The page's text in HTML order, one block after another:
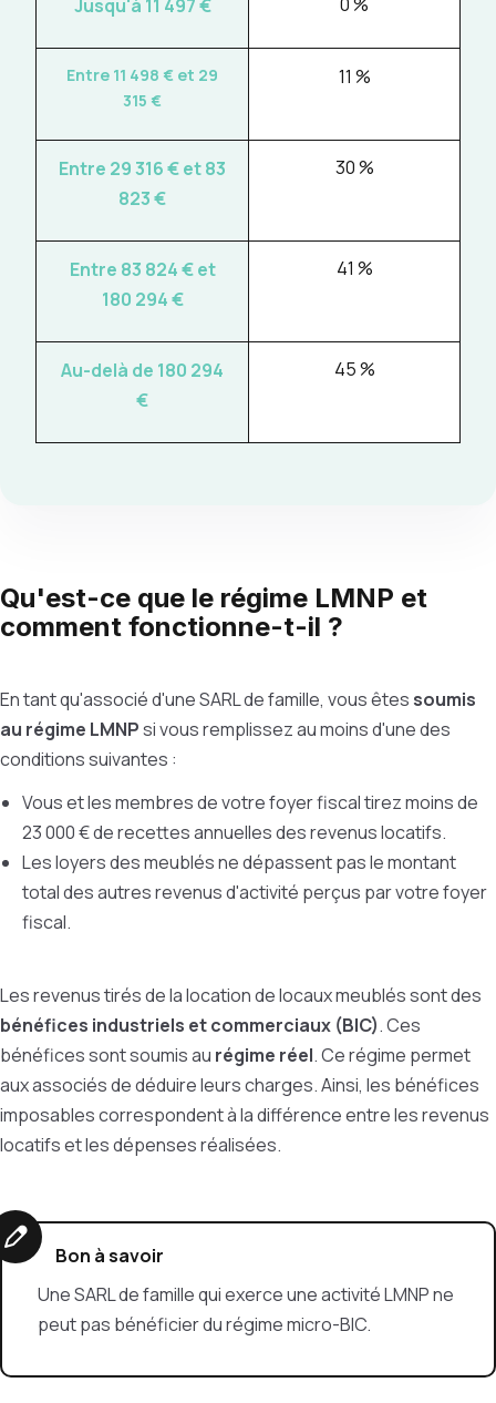
Jusqu'à 11 497€
Entre 11 498 € et 29
315 €
11 %
Entre 29 316€ et 83
823 €
30 %
Entre 83 824€ et
180 294 €
41 %
Au-delà de 180 294
€
45 %
Qu'est-ce que le régime LMNP et
comment fonctionne-t-il ?
En tant qu'associé d'une SARL de famille, vous êtes soumis
au régime LMNPsi vous remplissez au moins d'une des
conditions suivantes :
Vous et les membres de votre foyer fiscal tirez moins de
23 000 € de recettes annuelles des revenus locatifs.
Les loyers des meublés ne dépassent pas le montant
total des autres revenus d'activité perçus par votre foyer
fiscal.
Les revenus tirés de la location de locaux meublés sont des
bénéfices industriels et commerciaux (BIC). Ces
bénéfices sont soumis au régime réel. Ce régime permet
aux associés de déduire leurs charges. Ainsi, les bénéfices
imposables correspondent à la différence entre les revenus
locatifs et les dépenses réalisées.
Bon à savoir
Une SARL de famille qui exerce une activité LMNP ne
peut pas bénéficier du régime micro-BIC.